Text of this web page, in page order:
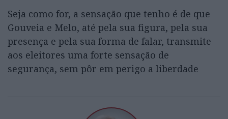
Seja como for, a sensação que tenho é de que
Gouveia e Melo, até pela sua figura, pela sua
presença e pela sua forma de falar, transmite
aos eleitores uma forte sensação de
segurança, sem pôr em perigo a liberdade